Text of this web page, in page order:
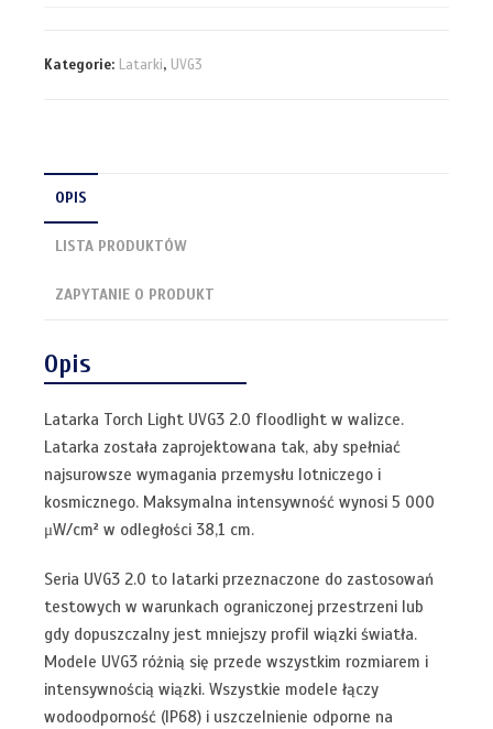
Kategorie: Latarki, UVG3
OPIS
LISTA PRODUKTÓW
ZAPYTANIE O PRODUKT
Opis
Latarka Torch Light UVG3 2.0 floodlight w walizce.
Latarka została zaprojektowana tak, aby spełniać
najsurowsze wymagania przemysłu lotniczego i
kosmicznego. Maksymalna intensywność wynosi 5 000
μW/cm² w odległości 38,1 cm.
Seria UVG3 2.0 to latarki przeznaczone do zastosowań
testowych w warunkach ograniczonej przestrzeni lub
gdy dopuszczalny jest mniejszy profil wiązki światła.
Modele UVG3 różnią się przede wszystkim rozmiarem i
intensywnością wiązki. Wszystkie modele łączy
wodoodporność (IP68) i uszczelnienie odporne na